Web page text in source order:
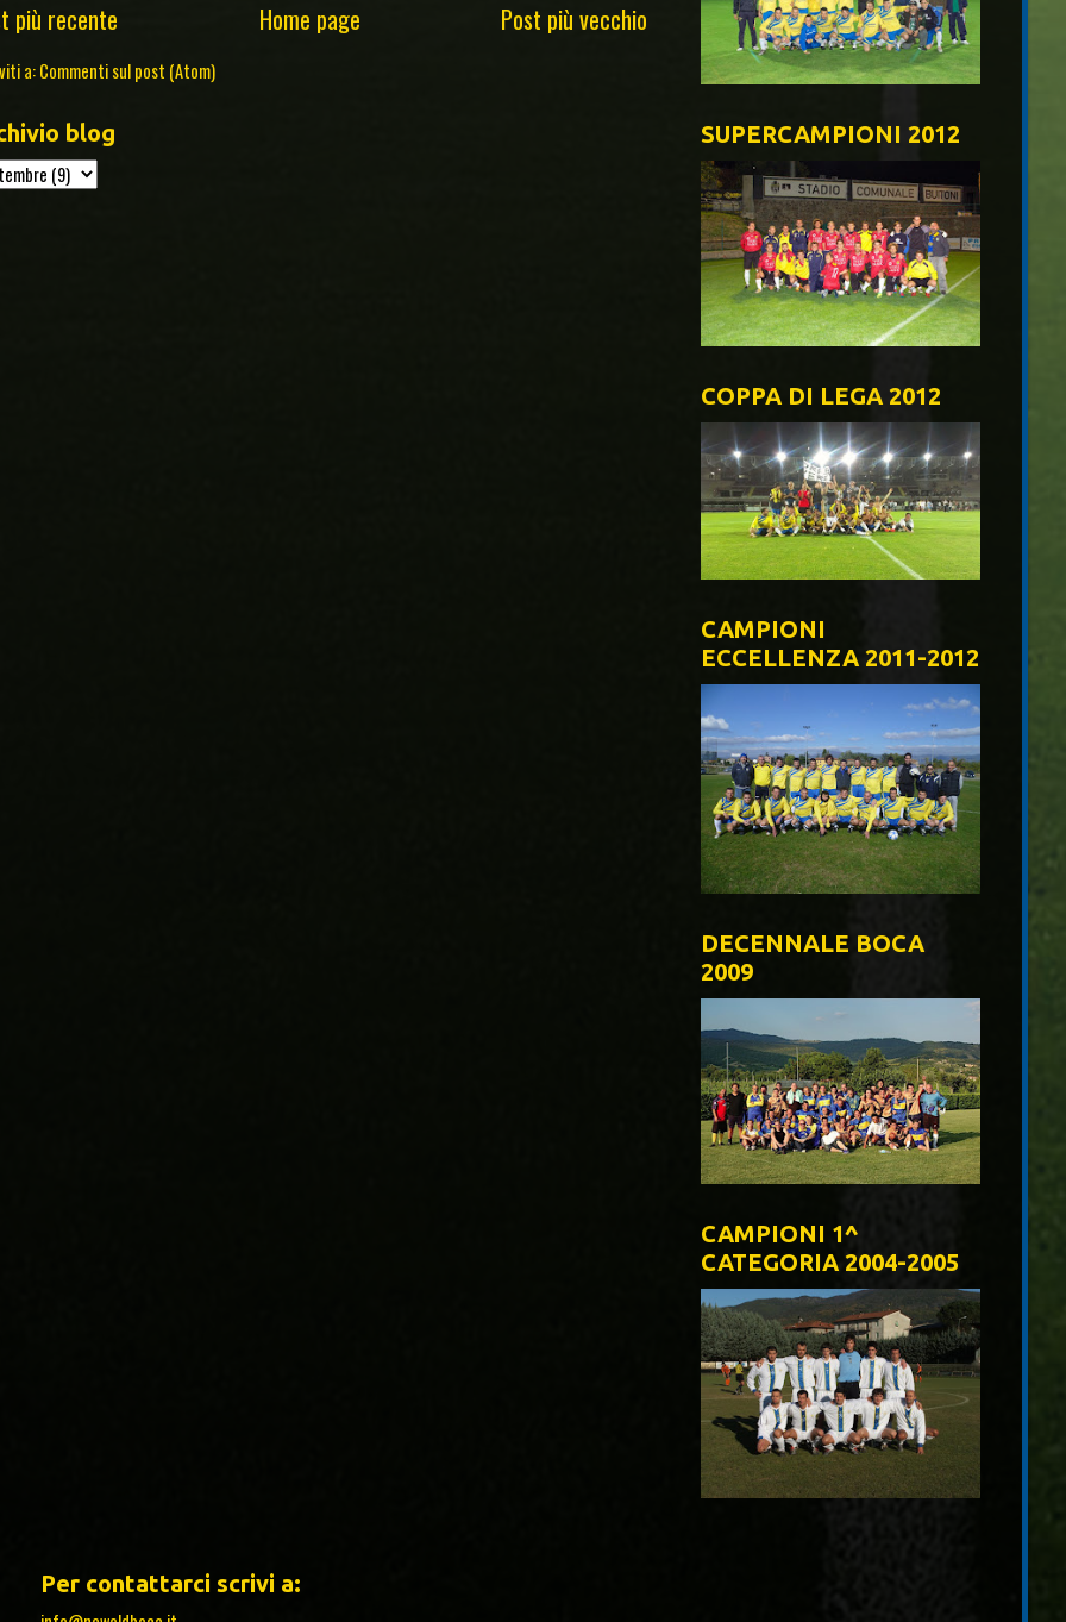
più recente Post più vecchio
Home page
a:Commenti sul post (Atom)
blog SUPERCAMPIONI 2012
COPPA DI LEGA 2012
CAMPIONI
ECCELLENZA 2011-2012
DECENNALE BOCA
2009
CAMPIONI 1^
CATEGORIA 2004-2005
Per contattarci scrivi a: